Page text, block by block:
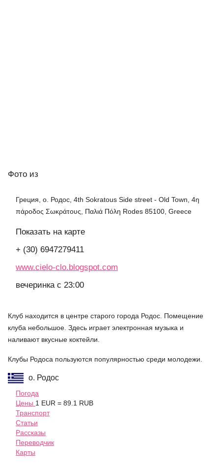
Фото из
Греция, о. Родос, 4th Sokratous Side street - Old Town, 4η
πάροδος Σωκράτους, Παλιά Πόλη Rodes 85100, Greece
Показать на карте
+ (30) 6947279411
www.cielo-clo.blogspot.com
вечеринка с 23:00
Клуб находится в центре старого города Родос. Помещение
клуба небольшое. Здесь играет электронная музыка и
наливают вкусные коктейли.
Клубы Родоса пользуются популярностью среди молодежи.
о. Родос
Погода
Цены 1 EUR = 89.1 RUB
Транспорт
Статьи
Рассказы
Переводчик
Карты